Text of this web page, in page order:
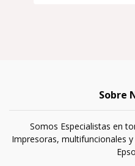
Sobre
Somos Especialistas en
Impresoras, multifuncionales